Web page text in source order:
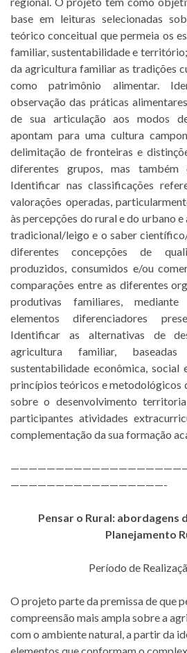
base em leituras selecionadas
teórico conceitual que permeia os
familiar, sustentabilidade e
da agricultura familiar as tradições
como patrimônio alimentar.
observação das práticas
de sua articulação aos modos
apontam para uma cultura
delimitação de fronteiras e
diferentes grupos, mas também
Identificar nas classificações
valorações operadas,
às percepções do rural e do urbano
tradicional/leigo e o saber
diferentes concepções de
produzidos, consumidos e/ou
comparações entre as diferentes
produtivas familiares,
elementos diferenciadores
Identificar as alternativas de
agricultura familiar,
sustentabilidade econômica, social
princípios teóricos e metodológicos
sobre o desenvolvimento
participantes atividades
complementação da sua formação
—————————————————-
Pensar o Rural: abordagens
Planejamento
Período de
O projeto parte da premissa de que
compreensão mais ampla sobre a
com o ambiente natural, a partir da